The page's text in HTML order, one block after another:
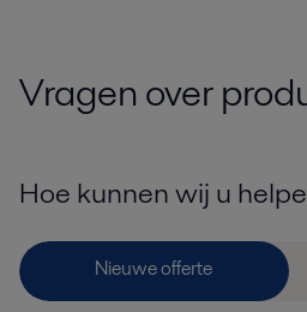
Vragen over
Hoe kunnen wij u